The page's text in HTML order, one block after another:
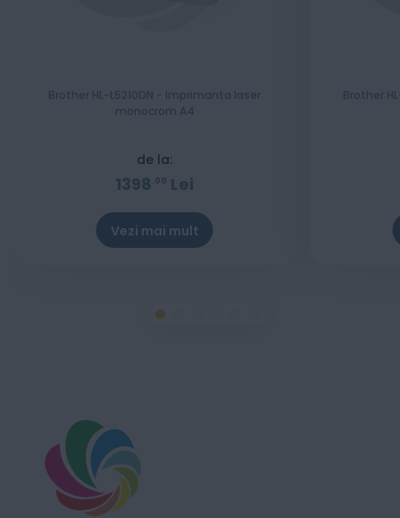
Brother HL-L5210DN - Imprimanta laser
monocrom A4
de la:
1398 00 Lei
Vezi mai mult
Brother